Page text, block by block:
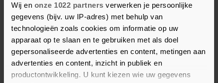
Wij en onze 1022 partners verwerken je persoonlijke
gegevens (bijv. uw IP-adres) met behulp van
technologieën zoals cookies om informatie op uw
apparaat op te slaan en te gebruiken met als doel
gepersonaliseerde advertenties en content, metingen aan
advertenties en content, inzicht in publiek en
productontwikkeling. U kunt kiezen wie uw gegevens